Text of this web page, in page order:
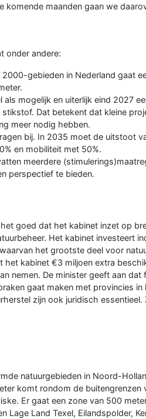
komende maanden gaan we
onder andere:
2000-gebieden in Nederland gaat
als mogelijk en uiterlijk eind 2027
Dat betekent dat kleine
meer nodig hebben.
bij. In 2035 moet de uitstoot
en mobiliteit met 50%.
meerdere
perspectief te bieden.
goed dat het kabinet inzet op
Het kabinet investeert
het grootste deel voor
het kabinet €3 miljoen extra
nemen. De minister geeft aan
gaat maken met provincies
zijn ook juridisch
natuurgebieden in Noord-
komt rondom de
Er gaat een zone van 500
Lage Land Texel, Eilandspolder,